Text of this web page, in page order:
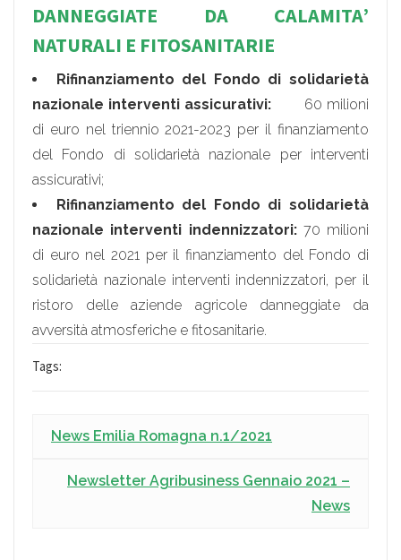
DANNEGGIATE DA CALAMITA’
NATURALI E FITOSANITARIE
Rifinanziamento del Fondo di solidarietà
nazionale interventi assicurativi: 60 milioni
di euro nel triennio 2021-2023 per il finanziamento
del Fondo di solidarietà nazionale per interventi
assicurativi;
Rifinanziamento del Fondo di solidarietà
nazionale interventi indennizzatori: 70 milioni
di euro nel 2021 per il finanziamento del Fondo di
solidarietà nazionale interventi indennizzatori, per il
ristoro delle aziende agricole danneggiate da
avversità atmosferiche e fitosanitarie.
Tags:
News Emilia Romagna n.1/2021
Newsletter Agribusiness Gennaio 2021 –
News